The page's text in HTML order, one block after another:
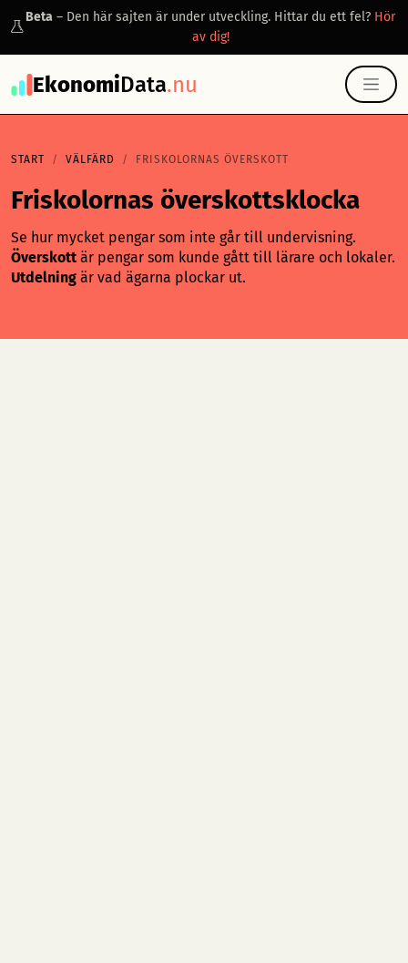
Beta – Den här sajten är under utveckling. Hittar du ett fel? Hör
av dig!
EkonomiData.nu
START VÄLFÄRD FRISKOLORNAS ÖVERSKOTT
Friskolornas överskottsklocka
Se hur mycket pengar som inte går till undervisning.
Överskottär pengar som kunde gått till lärare och lokaler.
Utdelning är vad ägarna plockar ut.